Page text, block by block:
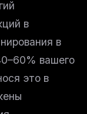
в
в
вашего
это в